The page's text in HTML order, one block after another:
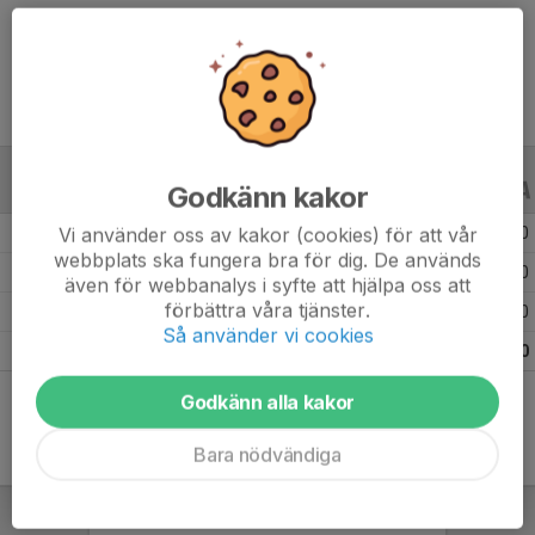
ALLA ÅR
Säsongen 25/26 5 0
Säsongen 24/25 9 0 0
0
0
Godkänn kakor
Vi använder oss av kakor (cookies) för att vår
webbplats ska fungera bra för dig. De används
även för webbanalys i syfte att hjälpa oss att
förbättra våra tjänster.
Så använder vi cookies
Godkänn alla kakor
Bara nödvändiga